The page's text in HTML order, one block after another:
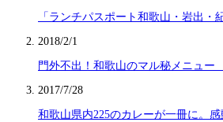
「ランチパスポート和歌山・岩出・
2018/2/1
門外不出！和歌山のマル秘メニュー
2017/7/28
和歌山県内225のカレーが一冊に。